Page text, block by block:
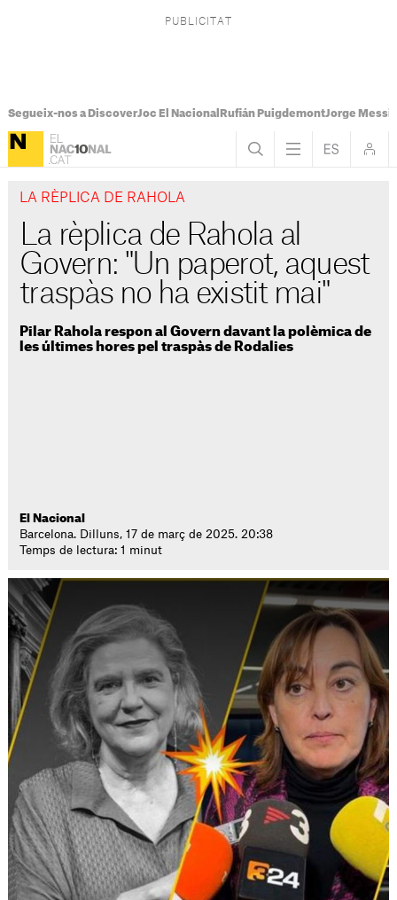
Segueix-nos a DiscoverJoc El Nacional Rufián PuigdemontJorge Messi
LA RÈPLICA DE RAHOLA
La rèplica de Rahola al
Govern: "Un paperot, aquest
traspàs no ha existit mai"
Pilar Rahola respon al Govern davant la polèmica de
les últimes hores pel traspàs de Rodalies
El Nacional
Barcelona. Dilluns, 17 de març de 2025. 20:38
Temps de lectura: 1 minut